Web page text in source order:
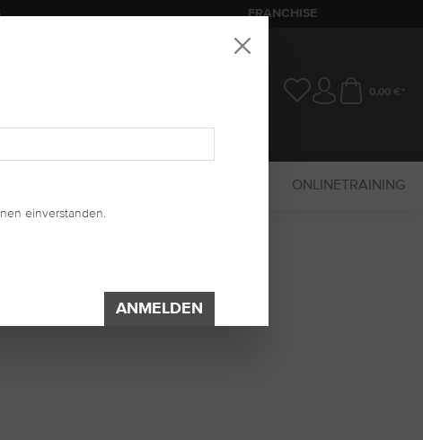
FRANCHISE
0,00 €*
ONLINETRAINING
einverstanden.
ANMELDEN